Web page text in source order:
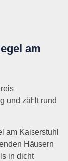
am
und zählt rund
am Kaiserstuhl
Häusern
in dicht